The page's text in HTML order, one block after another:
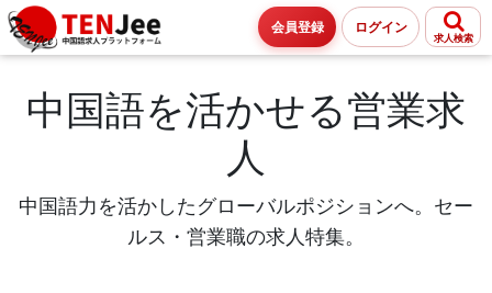
会員登録 ログイン
求人検索
中国語を活かせる営業求
人
中国語力を活かしたグローバルポジションへ。セー
ルス・営業職の求人特集。